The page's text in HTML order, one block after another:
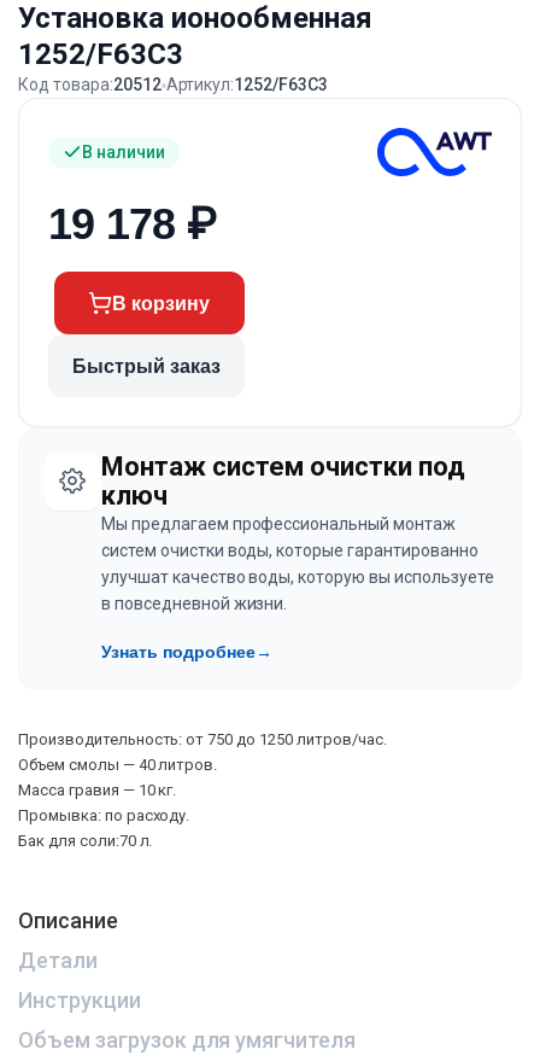
Установка ионообменная
1252/F63C3
Код товара:20512 Артикул:1252/F63C3
В наличии
19 178 ₽
В корзину
Быстрый заказ
Монтаж систем очистки под
ключ
Мы предлагаем профессиональный монтаж
систем очистки воды, которые гарантированно
улучшат качество воды, которую вы используете
в повседневной жизни.
Узнать подробнее→
Производительность: от 750 до 1250 литров/час.
Объем смолы — 40 литров.
Масса гравия — 10 кг.
Промывка: по расходу.
Бак для соли:70 л.
Описание
Детали
Инструкции
Объем загрузок для умягчителя